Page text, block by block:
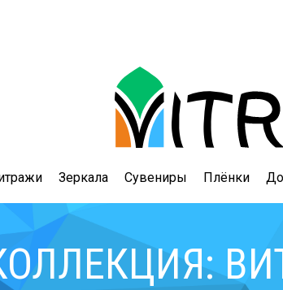
Зеркала Сувениры Плёнки